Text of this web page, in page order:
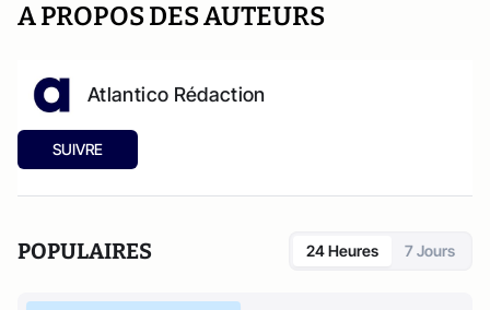
A PROPOS DES AUTEURS
Atlantico Rédaction
SUIVRE
POPULAIRES 24 Heures 7 Jours